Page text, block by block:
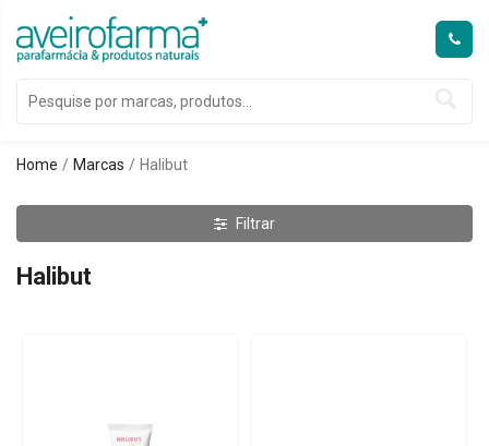
Home Marcas Halibut
Filtrar
Halibut